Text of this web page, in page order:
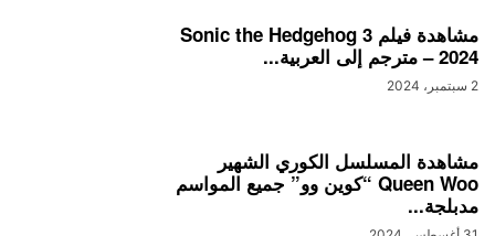
مشاهدة فيلم Sonic the Hedgehog 3
– 2024 مترجم إلى العربية...
2 سبتمبر، 2024
مشاهدة المسلسل الكوري الشهير
Queen Woo “كوين وو” جميع المواسم
مدبلجة...